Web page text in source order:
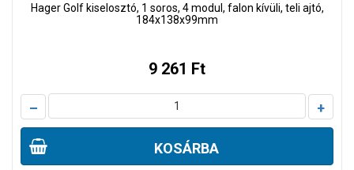
Hager Golf kiselosztó, 1 soros, 4 modul, falon kívüli, teli ajtó,
184x138x99mm
9 261 Ft
– +
KOSÁRBA